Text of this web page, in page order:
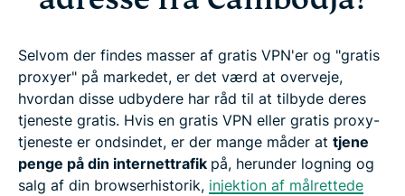
Selvom der findes masser af gratis VPN'er og "gratis
proxyer" på markedet, er det værd at overveje,
hvordan disse udbydere har råd til at tilbyde deres
tjeneste gratis. Hvis en gratis VPN eller gratis proxy-
tjeneste er ondsindet, er der mange måder at tjene
penge på din internettrafik på, herunder logning og
salg af din browserhistorik, injektion af målrettede